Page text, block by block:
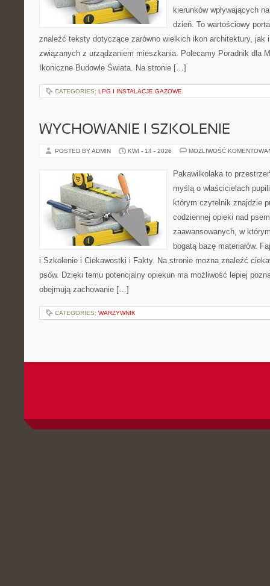
kierunków wpływających
dzień. To wartościowy
znaleźć teksty dotyczące zarówno wielkich ikon architektury, jak
związanych z urządzaniem mieszkania. Polecamy Poradnik dla
Ikoniczne Budowle Świata. Na stronie […]
CATEGORIES: LPG I INSTALACJE GAZOWE
WYCHOWANIE I SZKOLENIE
POSTED BY ADMIN KWI - 14 - 2026 MOŻLIWOŚĆ
Pakawilkolaka to
myślą o właścicielach
którym czytelnik znajdzie
codziennej opieki nad
zaawansowanych, w
bogatą bazę materiałów.
i Szkolenie i Ciekawostki i Fakty. Na stronie można znaleźć
psów. Dzięki temu potencjalny opiekun ma możliwość lepiej
obejmują zachowanie […]
CATEGORIES: WARZYWNIK